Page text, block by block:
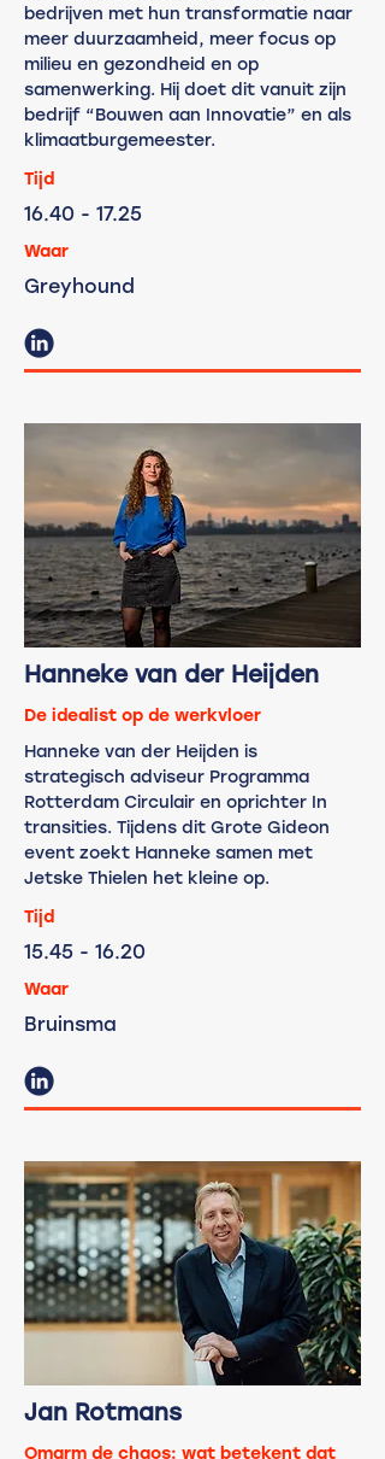
bedrijven met hun transformatie naar
meer duurzaamheid, meer focus op
milieu en gezondheid en op
samenwerking. Hij doet dit vanuit zijn
bedrijf “Bouwen aan Innovatie” en als
klimaatburgemeester.
Tijd
16.40 - 17.25
Waar
Greyhound
Hanneke van der Heijden
De idealist op de werkvloer
Hanneke van der Heijden is
strategisch adviseur Programma
Rotterdam Circulair en oprichter In
transities. Tijdens dit Grote Gideon
event zoekt Hanneke samen met
Jetske Thielen het kleine op.
Tijd
15.45 - 16.20
Waar
Bruinsma
Jan Rotmans
Omarm de chaos: wat betekent dat